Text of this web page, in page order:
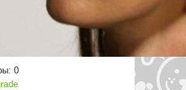
: 0